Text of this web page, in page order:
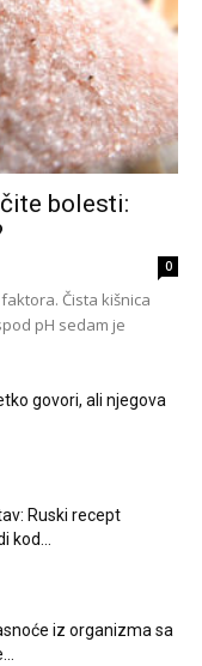
bolesti:
0
Čista kišnica
pH sedam je
govori, ali njegova
Ruski recept
iz organizma sa